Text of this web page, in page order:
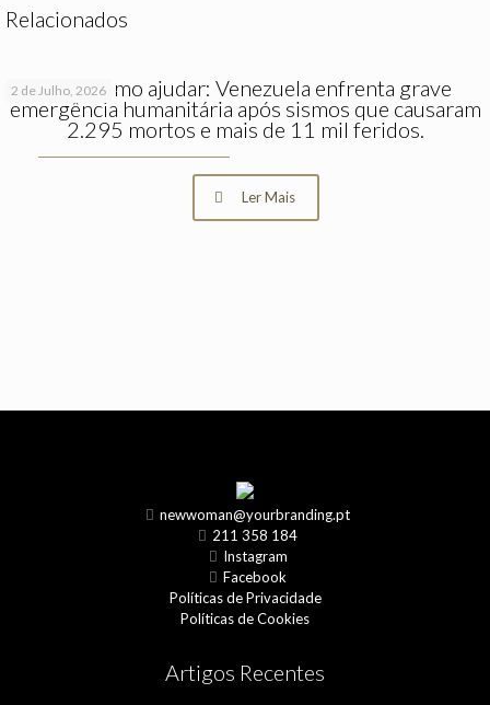
Relacionados
2 de Julho, 2026
Saiba como ajudar: Venezuela enfrenta grave
emergência humanitária após sismos que causaram
2.295 mortos e mais de 11 mil feridos.
Ler Mais
newwoman@yourbranding.pt
211 358 184
Instagram
Facebook
Políticas de Privacidade
Políticas de Cookies
Artigos Recentes